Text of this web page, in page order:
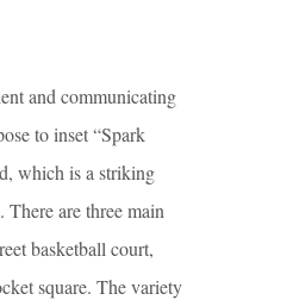
and communicating
to inset “Spark
which is a striking
are three main
basketball court,
square. The variety